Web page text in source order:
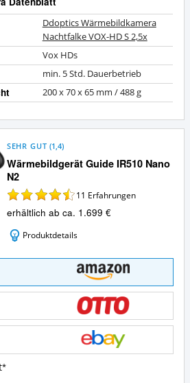
Ddoptics Wärmebildkamera
Nachtfalke VOX-HD S 2,5x
Vox HDs
min. 5 Std. Dauerbetrieb
200 x 70 x 65 mm / 488 g
Wärmebildgerät Guide IR510 Nano
N2
SEHR GUT (1,4)
11 Erfahrungen
erhältlich ab ca. 1.699 €
Produktdetails